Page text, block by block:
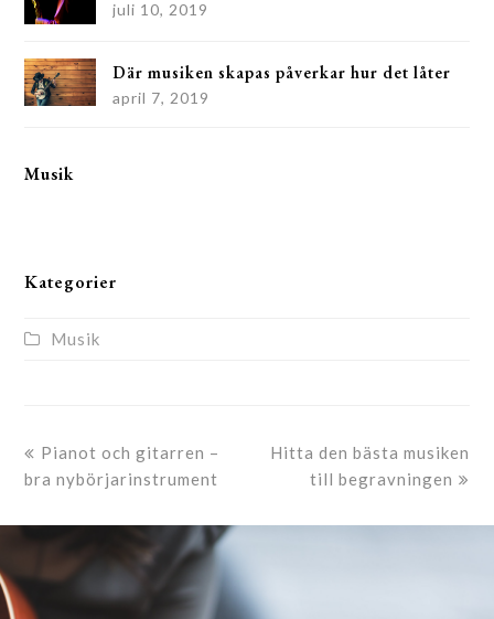
juli 10, 2019
Där musiken skapas påverkar hur det låter
april 7, 2019
Musik
Kategorier
Musik
previous
post:
Pianot och gitarren –
bra nybörjarinstrument
next
post:
Hitta den bästa musiken
till begravningen